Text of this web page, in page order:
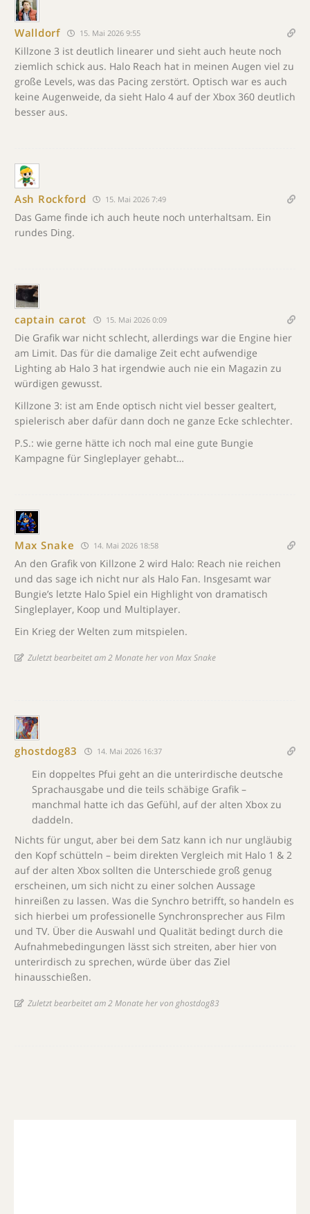
Walldorf 15. Mai 2026 9:55
Killzone 3 ist deutlich linearer und sieht auch heute noch
ziemlich schick aus. Halo Reach hat in meinen Augen viel zu
große Levels, was das Pacing zerstört. Optisch war es auch
keine Augenweide, da sieht Halo 4 auf der Xbox 360 deutlich
besser aus.
Ash Rockford 15. Mai 2026 7:49
Das Game finde ich auch heute noch unterhaltsam. Ein
rundes Ding.
captain carot 15. Mai 2026 0:09
Die Grafik war nicht schlecht, allerdings war die Engine hier
am Limit. Das für die damalige Zeit echt aufwendige
Lighting ab Halo 3 hat irgendwie auch nie ein Magazin zu
würdigen gewusst.
Killzone 3: ist am Ende optisch nicht viel besser gealtert,
spielerisch aber dafür dann doch ne ganze Ecke schlechter.
P.S.: wie gerne hätte ich noch mal eine gute Bungie
Kampagne für Singleplayer gehabt…
Max Snake 14. Mai 2026 18:58
An den Grafik von Killzone 2 wird Halo: Reach nie reichen
und das sage ich nicht nur als Halo Fan. Insgesamt war
Bungie’s letzte Halo Spiel ein Highlight von dramatisch
Singleplayer, Koop und Multiplayer.
Ein Krieg der Welten zum mitspielen.
Zuletzt bearbeitet am 2 Monate her von Max Snake
ghostdog83 14. Mai 2026 16:37
Ein doppeltes Pfui geht an die unterirdische deutsche
Sprachausgabe und die teils schäbige Grafik –
manchmal hatte ich das Gefühl, auf der alten Xbox zu
daddeln.
Nichts für ungut, aber bei dem Satz kann ich nur ungläubig
den Kopf schütteln – beim direkten Vergleich mit Halo 1 & 2
auf der alten Xbox sollten die Unterschiede groß genug
erscheinen, um sich nicht zu einer solchen Aussage
hinreißen zu lassen. Was die Synchro betrifft, so handeln es
sich hierbei um professionelle Synchronsprecher aus Film
und TV. Über die Auswahl und Qualität bedingt durch die
Aufnahmebedingungen lässt sich streiten, aber hier von
unterirdisch zu sprechen, würde über das Ziel
hinausschießen.
Zuletzt bearbeitet am 2 Monate her von ghostdog83